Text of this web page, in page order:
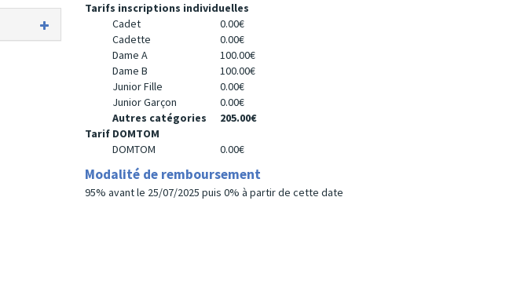
Tarifs inscriptions individuelles
Cadet
0.00€
Cadette
0.00€
Dame A
100.00€
Dame B
100.00€
Junior Fille
0.00€
Junior Garçon
0.00€
Autres catégories
205.00€
Tarif DOMTOM
DOMTOM
0.00€
Modalité de remboursement
95% avant le 25/07/2025 puis 0% à partir de cette date